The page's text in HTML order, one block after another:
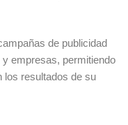
de publicidad
empresas, permitiendo
los resultados de su